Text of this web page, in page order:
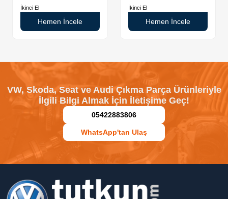
İkinci El
Hemen İncele
İkinci El
Hemen İncele
VW, Skoda, Seat ve Audi Çıkma Parça Ürünleriyle
İlgili Bilgi Almak İçin İletişime Geç!
05422883806
WhatsApp'tan Ulaş